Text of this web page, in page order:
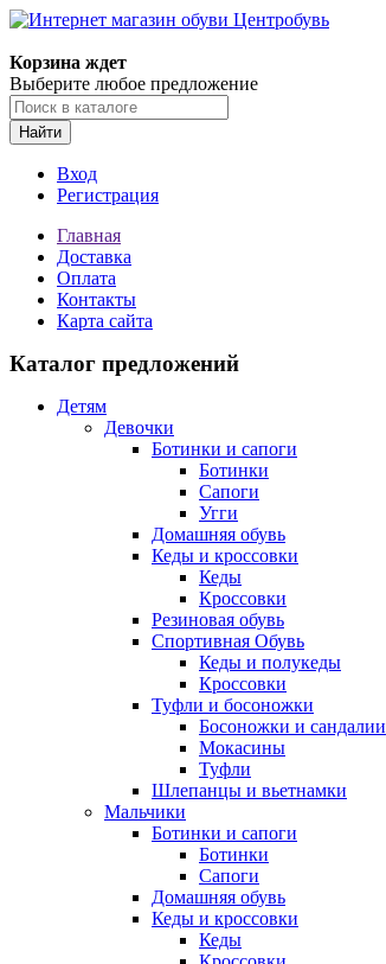
Корзина ждет
Выберите любое предложение
Найти
Вход
Регистрация
Главная
Доставка
Оплата
Контакты
Карта сайта
Каталог предложений
Детям
Девочки
Ботинки и сапоги
Ботинки
Сапоги
Угги
Домашняя обувь
Кеды и кроссовки
Кеды
Кроссовки
Резиновая обувь
Спортивная Обувь
Кеды и полукеды
Кроссовки
Туфли и босоножки
Босоножки и сандалии
Мокасины
Туфли
Шлепанцы и вьетнамки
Мальчики
Ботинки и сапоги
Ботинки
Сапоги
Домашняя обувь
Кеды и кроссовки
Кеды